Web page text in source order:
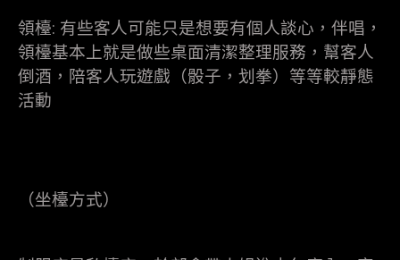
領檯: 有些客人可能只是想要有個人談心，伴唱，
領檯基本上就是做些桌面清潔整理服務，幫客人
倒酒，陪客人玩遊戲（骰子，划拳）等等較靜態
活動
（坐檯方式）